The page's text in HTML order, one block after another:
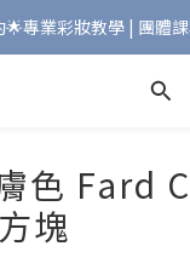
迎來到Maqpro | 全店
專業彩妝教學 | 團體
迎來到Maqpro | 全店
色 Fard
塊